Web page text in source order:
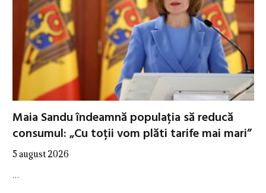
Maia Sandu îndeamnă populația să reducă
consumul: „Cu toții vom plăti tarife mai mari”
5 august 2026
…